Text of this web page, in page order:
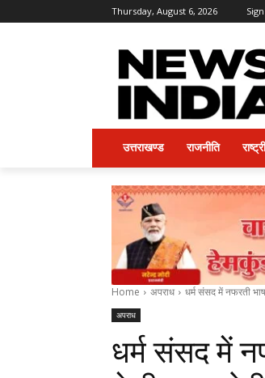
Thursday, August 6, 2026
उत्तराखण्ड राजनीति
Home अपराध धर्म संसद में नफरती
अपराध
धर्म संसद में